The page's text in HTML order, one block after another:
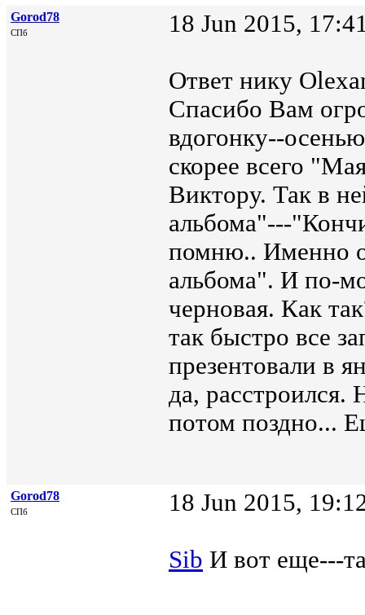
Gorod78
СПб 18 Jun 2015,
Ответ нику
Спасибо Вам
вдогонку--
скорее всего
Виктору. Так в
альбома"---
помню.. Именно
альбома". И по-
черновая. Как
так быстро все
презентовали в
да, расстроился.
потом поздно...
Gorod78
СПб 18 Jun 2015,
Sib И вот еще---